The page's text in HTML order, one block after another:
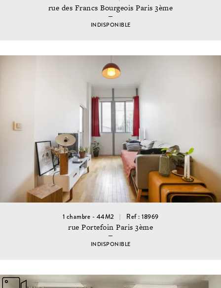
rue des Francs Bourgeois Paris 3ème
INDISPONIBLE
1 chambre - 44M2 Ref : 18969
rue Portefoin Paris 3ème
INDISPONIBLE